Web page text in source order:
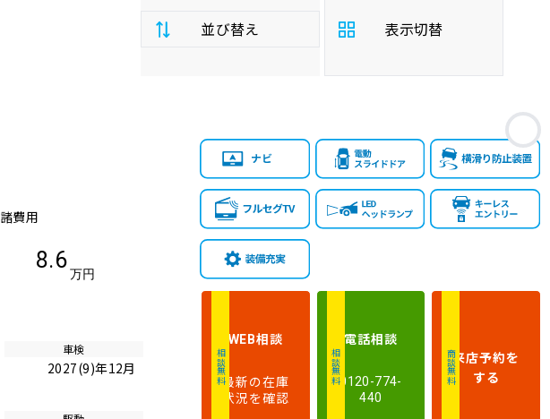
並び替え
払
総
額
安い順 高い順
年
式
新しい順 古い順
走
行
少ない順 多い順
気
量
大きい順 小さい順
表示切替
お
諸費用
8.6
万円
車検
2027(9)年12月 相談無料
WEB相談
最新の在庫
状況を確認
相談無料
電話相談
0120-774-
440
商談無料来店予約を
する